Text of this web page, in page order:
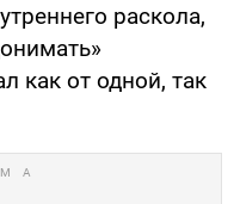
раскола,
как от одной, так